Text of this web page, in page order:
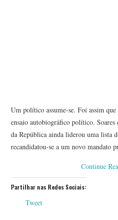
Um político assume-se. Foi assim
ensaio autobiográfico político. Soares
da República ainda liderou uma lista
recandidatou-se a um novo mandato
Continue
Partilhar nas Redes Sociais:
Tweet